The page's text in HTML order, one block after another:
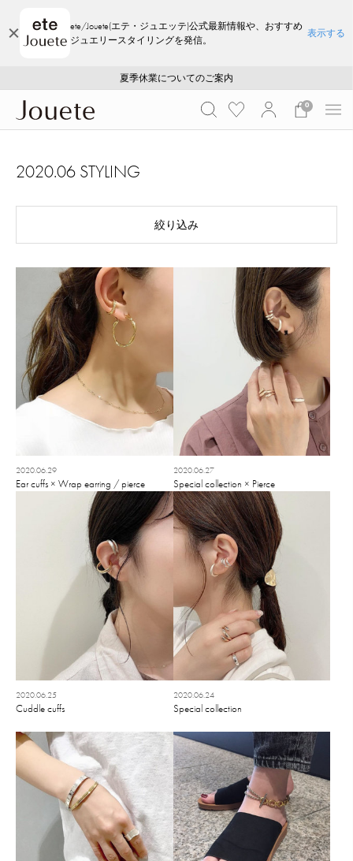
ete/Jouete(エテ・ジュエッテ)公式最新情報や、おすすめ
ジュエリースタイリングを発信。
表示する
採用のご案内
ご注文いただいたお品物のお届け状況について
夏季休業についてのご案内
WEB LIMITED ITEMS >>
採用のご案内
ご注文いただいたお品物のお届け状況について
0
2020.06 STYLING
絞り込み
2020.06.29
Ear cuffs × Wrap earring / pierce
2020.06.27
Special collection × Pierce
2020.06.25
Cuddle cuffs
2020.06.24
Special collection